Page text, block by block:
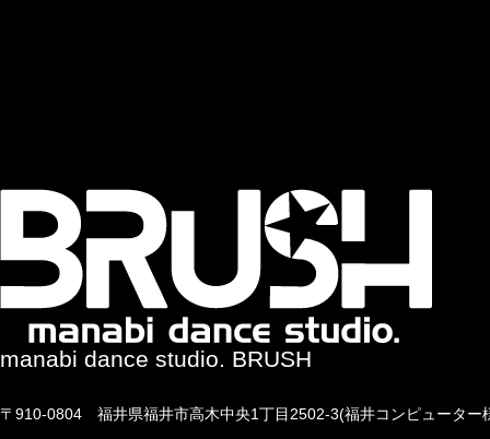
manabi dance studio. BRUSH
〒910-0804 福井県福井市高木中央1丁目2502-3(福井コンピューター